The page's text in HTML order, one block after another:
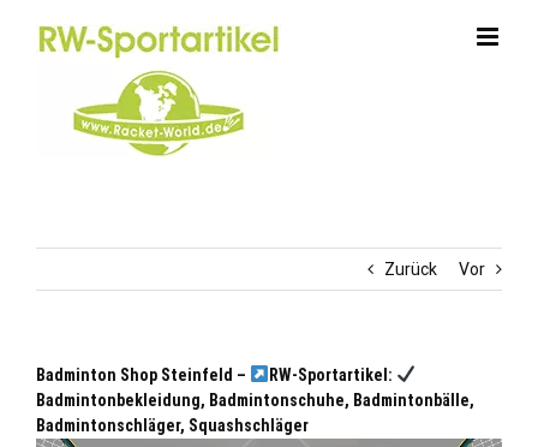
Zurück Vor
Badminton Shop Steinfeld –
RW-Sportartikel:
Badmintonbekleidung, Badmintonschuhe, Badmintonbälle,
Badmintonschläger, Squashschläger